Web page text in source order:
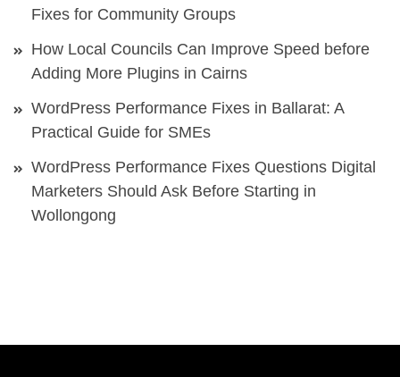
Fixes for Community Groups
How Local Councils Can Improve Speed before
Adding More Plugins in Cairns
WordPress Performance Fixes in Ballarat: A
Practical Guide for SMEs
WordPress Performance Fixes Questions Digital
Marketers Should Ask Before Starting in
Wollongong